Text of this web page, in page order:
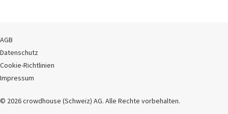
AGB
Datenschutz
Cookie-Richtlinien
Impressum
© 2026 crowdhouse (Schweiz) AG. Alle Rechte vorbehalten.